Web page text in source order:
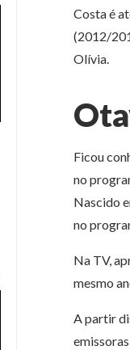
Costa é
(2012/
Olívia.
Ficou
no
Nascido
no
Na TV,
mesmo
A partir